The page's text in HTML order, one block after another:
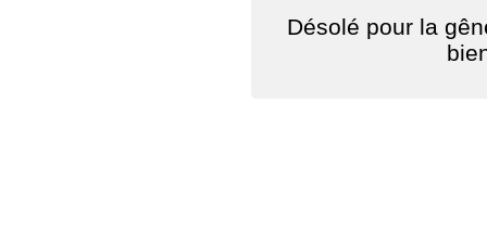
Désolé pour la